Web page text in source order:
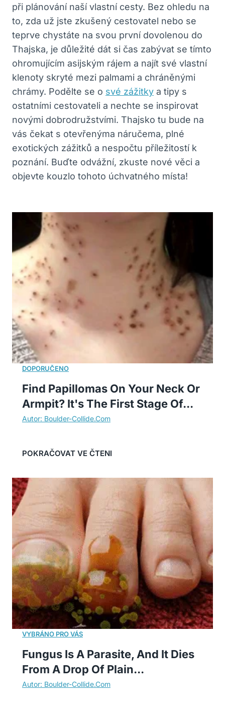
při plánování naší vlastní cesty. Bez ohledu na
to, zda už jste zkušený cestovatel nebo se
teprve chystáte na svou první dovolenou do
Thajska, je důležité dát si čas zabývat se tímto
ohromujícím asijským rájem a najít své vlastní
klenoty skryté mezi palmami a chráněnými
chrámy. Podělte se o své zážitky a tipy s
ostatními cestovateli a nechte se inspirovat
novými dobrodružstvími. Thajsko tu bude na
vás čekat s otevřenýma náručema, plné
exotických zážitků a nespočtu příležitostí k
poznání. Buďte odvážní, zkuste nové věci a
objevte kouzlo tohoto úchvatného místa!
Find Papillomas On Your Neck Or
Armpit? It's The First Stage Of...
Fungus Is A Parasite, And It Dies
From A Drop Of Plain...